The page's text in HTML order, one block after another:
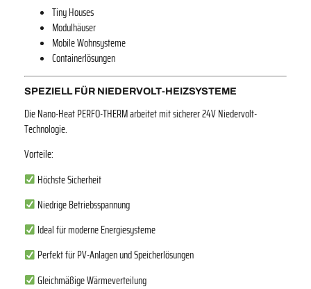
Tiny Houses
Modulhäuser
Mobile Wohnsysteme
Containerlösungen
SPEZIELL FÜR NIEDERVOLT-HEIZSYSTEME
Die Nano-Heat PERFO-THERM arbeitet mit sicherer 24V Niedervolt-
Technologie.
Vorteile:
Höchste Sicherheit
Niedrige Betriebsspannung
Ideal für moderne Energiesysteme
Perfekt für PV-Anlagen und Speicherlösungen
Gleichmäßige Wärmeverteilung